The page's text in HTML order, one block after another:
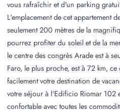
vous rafraîchir et d'un parking
L'emplacement de cet appartement
seulement 200 mètres de la
pourrez profiter du soleil et de la
le centre des congrès Arade est à
Faro, le plus proche, est à 72 km,
facilement votre destination de
votre séjour à l'Edificio Riomar 102
confortable avec toutes les